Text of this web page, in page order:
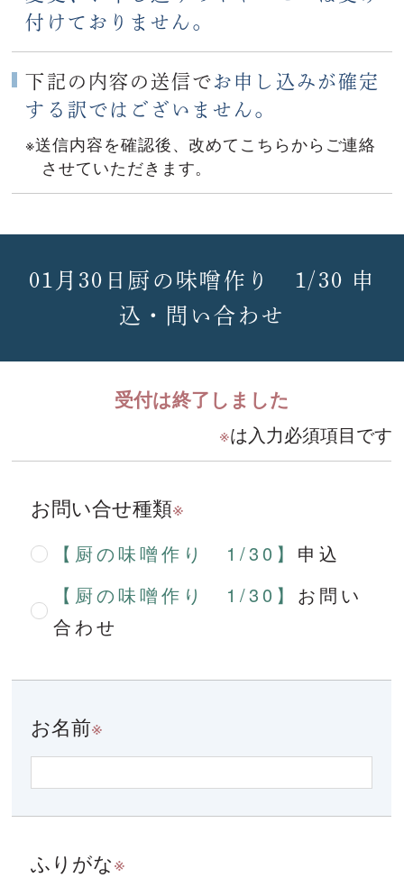
付けておりません。
下記の内容の送信でお申し込みが確定
する訳ではございません。
※送信内容を確認後、改めてこちらからご連絡
させていただきます。
01月30日厨の味噌作り 1/30 申
込・問い合わせ
受付は終了しました
※は入力必須項目です
お問い合せ種類※
【厨の味噌作り 1/30】 申込
【厨の味噌作り 1/30】 お問い
合わせ
お名前※
ふりがな※